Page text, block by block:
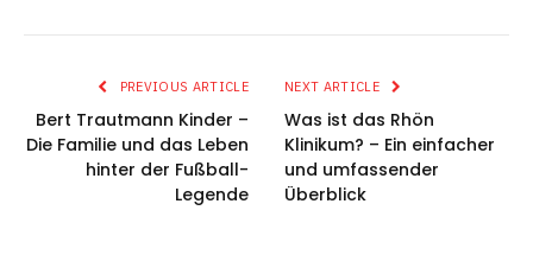
PREVIOUS ARTICLE
Bert Trautmann Kinder –
Die Familie und das Leben
hinter der Fußball-
Legende
NEXT ARTICLE
Was ist das Rhön
Klinikum? – Ein einfacher
und umfassender
Überblick